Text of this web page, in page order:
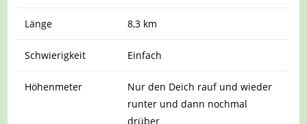
Länge 8,3 km
Schwierigkeit Einfach
Höhenmeter
Nur den Deich rauf und wieder
runter und dann nochmal
drüber